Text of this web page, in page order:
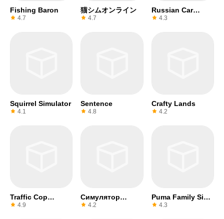
Fishing Baron
4.7
猫シムオンライン
4.7
Russian Car
4.3
Squirrel Simulator
4.1
Sentence
4.8
Crafty Lands
4.2
Traffic Cop
Simulator 3D
4.9
Симулятор
вождения ВАЗ
4.2
Puma Family Sim
Online
4.3